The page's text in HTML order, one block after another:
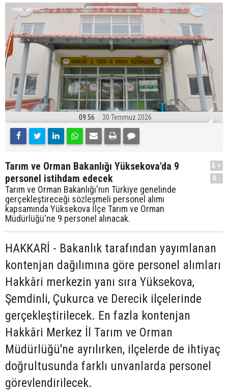
09:56 30 Temmuz 2026
Tarım ve Orman Bakanlığı Yüksekova'da 9
personel istihdam edecek
Tarım ve Orman Bakanlığı'nın Türkiye genelinde
gerçekleştireceği sözleşmeli personel alımı
kapsamında Yüksekova İlçe Tarım ve Orman
Müdürlüğü'ne 9 personel alınacak.
A+
A-
HAKKARİ - Bakanlık tarafından yayımlanan
kontenjan dağılımına göre personel alımları
Hakkâri merkezin yanı sıra Yüksekova,
Şemdinli, Çukurca ve Derecik ilçelerinde
gerçekleştirilecek. En fazla kontenjan
Hakkâri Merkez İl Tarım ve Orman
Müdürlüğü'ne ayrılırken, ilçelerde de ihtiyaç
doğrultusunda farklı unvanlarda personel
görevlendirilecek.